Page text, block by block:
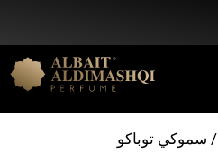
/ سموكي توباكو